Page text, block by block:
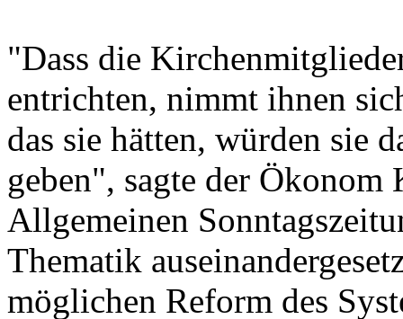
"Dass die
entrichten, nimmt ihnen
das sie hätten, würden sie
geben", sagte der
Allgemeinen
Thematik
möglichen Reform des